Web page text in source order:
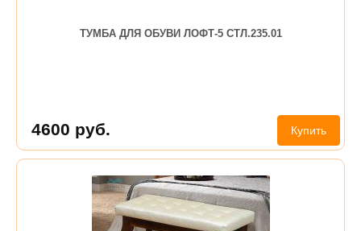
ТУМБА ДЛЯ ОБУВИ ЛОФТ-5 СТЛ.235.01
4600 руб. Купить